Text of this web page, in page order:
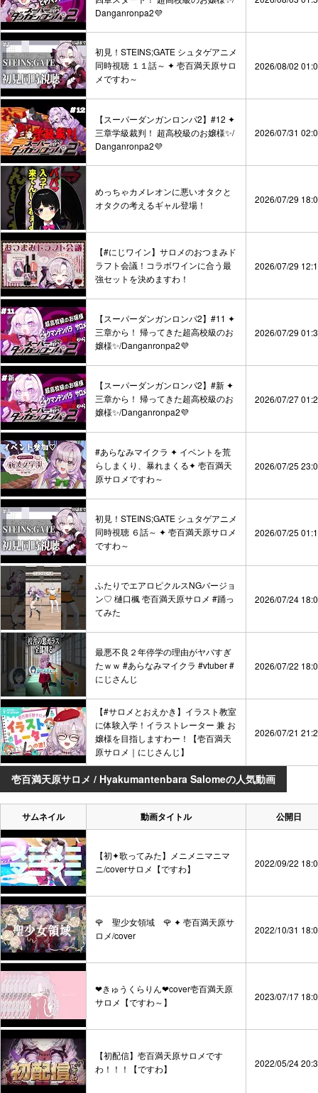
Danganronpa2💜
初見！STEINS;GATE シュタゲアニメ
同時視聴 １１話～ ✦ 壱百満天原サロ
メですわ～
2026/08/02
【スーパーダンガンロンパ2】#12 ✦
三章学級裁判！ 超高校級のお嬢様✨/
Danganronpa2💜
2026/07/31
めっちゃカメレオンに悪いオタクと
オタクの考えるギャル登場！
2026/07/29
【#にじワイン】サロメのおつまみド
ラフト会議！コラボワインに合う最
強セットを決めますわ！
2026/07/29
【スーパーダンガンロンパ2】#11 ✦
三章から！ 帰ってきた超高校級のお
嬢様✨/Danganronpa2💜
2026/07/29
【スーパーダンガンロンパ2】#新 ✦
三章から！ 帰ってきた超高校級のお
嬢様✨/Danganronpa2💜
2026/07/27
#あらなみマイクラ ✦ イベントを荒
らしまくり、暴れまくる✦ 壱百満天
原サロメですわ～
2026/07/25
初見！STEINS;GATE シュタゲアニメ
同時視聴 ６話～ ✦ 壱百満天原サロメ
ですわ～
2026/07/25
ふたりでエアロピクルスNGバージョ
ン♡ 樋口楓 壱百満天原サロメ #踊っ
てみた
2026/07/24
最悪不良２年停学の理由がヤバすぎ
たｗｗ #あらなみマイクラ #vtuber #
にじさんじ
2026/07/22
【#サロメとおえかき】イラスト教室
に体験入学！イラストレーター 兼 お
嬢様を目指しますわー！【壱百満天
原サロメ｜にじさんじ】
2026/07/21
壱百満天原サロメ / Hyakumantenbara Salomeの人気動画
サムネイル 動画タイトル 公開日
【初✦歌ってみた】メニメニマニマ
ニ/coverサロメ【ですわ】
2022/09/22
🌹 聖少女領域 🌹 ✦ 壱百満天原サ
ロメ/cover
2022/10/31
❤きゅうくらりん❤cover壱百満天原
サロメ【ですわ～】
2023/07/17
【初配信】壱百満天原サロメです
わ！！！【ですわ】
2022/05/24